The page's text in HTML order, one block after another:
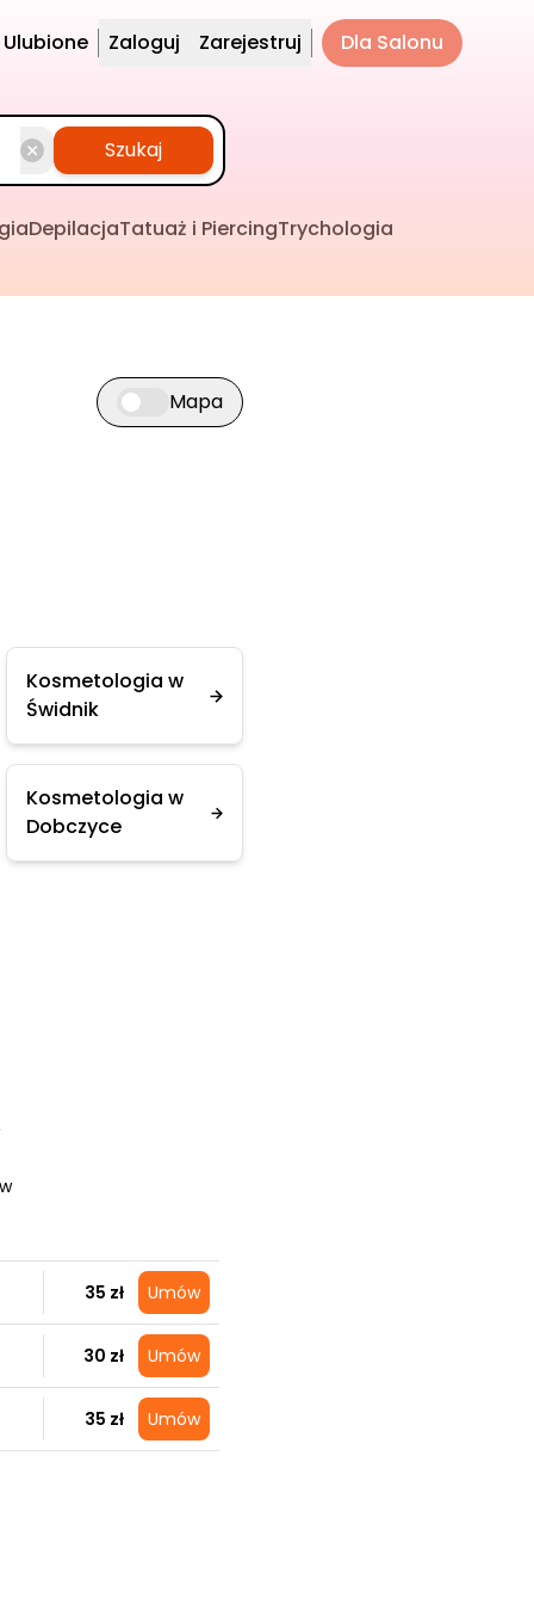
Ulubione Zaloguj Zarejestruj Dla Salonu
Szukaj
DepilacjaTatuaż i PiercingTrychologia
Przełącz widok mapy
Mapa
Kosmetologia w
Świdnik
Kosmetologia w
Dobczyce
35 zł Umów
30 zł Umów
35 zł Umów